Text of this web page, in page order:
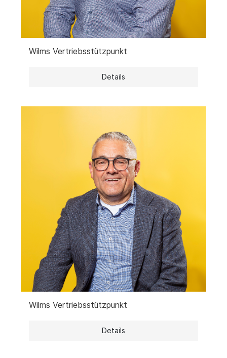
Wilms Vertriebsstützpunkt
Details
Wilms Vertriebsstützpunkt
Details